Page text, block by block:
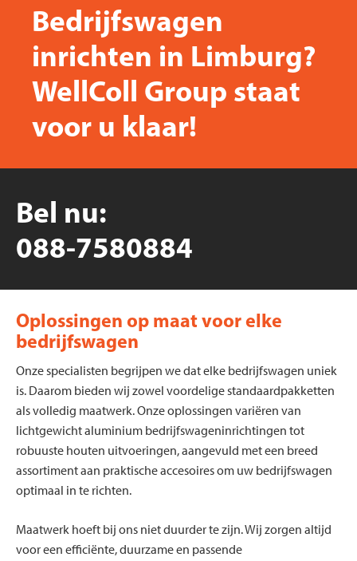
Bedrijfswagen
inrichten in Limburg?
WellColl Group staat
voor u klaar!
Bel nu:
088-7580884
Oplossingen op maat voor elke
bedrijfswagen
Onze specialisten begrijpen we dat elke bedrijfswagen uniek
is. Daarom bieden wij zowel voordelige standaardpakketten
als volledig maatwerk. Onze oplossingen variëren van
lichtgewicht aluminium bedrijfswageninrichtingen tot
robuuste houten uitvoeringen, aangevuld met een breed
assortiment aan praktische accesoires om uw bedrijfswagen
optimaal in te richten.
Maatwerk hoeft bij ons niet duurder te zijn. Wij zorgen altijd
voor een efficiënte, duurzame en passende